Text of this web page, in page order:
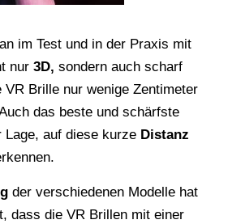
im Test und in der Praxis mit
nur 3D, sondern auch scharf
Brille nur wenige Zentimeter
das beste und schärfste
auf diese kurze Distanz
der verschiedenen Modelle hat
dass die VR Brillen mit einer